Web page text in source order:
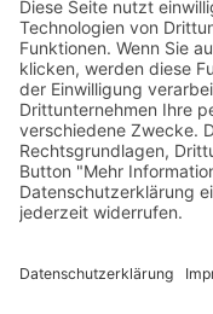
STEEL Bank
Zum Artikel